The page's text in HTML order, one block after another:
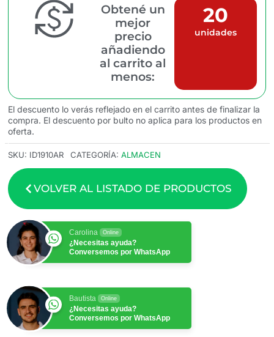
Obtené un
mejor
precio
añadiendo
al carrito al
menos:
20
unidades
El descuento lo verás reflejado en el carrito antes de finalizar la
compra. El descuento por bulto no aplica para los productos en
oferta.
SKU: ID1910AR CATEGORÍA: ALMACEN
VOLVER AL LISTADO DE PRODUCTOS
Carolina Online
¿Necesitas ayuda?
Conversemos por WhatsApp
Bautista Online
¿Necesitas ayuda?
Conversemos por WhatsApp